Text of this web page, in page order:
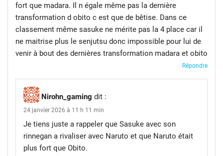
fort que madara. Il n égale même pas la dernière
transformation d obito c est que de bêtise. Dans ce
classement même sasuke ne mérite pas la 4 place car il
ne maitrise plus le senjutsu donc impossible pour lui de
venir à bout des dernières transformation madara et obito
Répondre
Nirohn_gaming dit :
24 janvier 2026 à 11 h 11 min
Je tiens juste a rappeler que Sasuke avec son
rinnegan a rivaliser avec Naruto et que Naruto était
plus fort que Obito.